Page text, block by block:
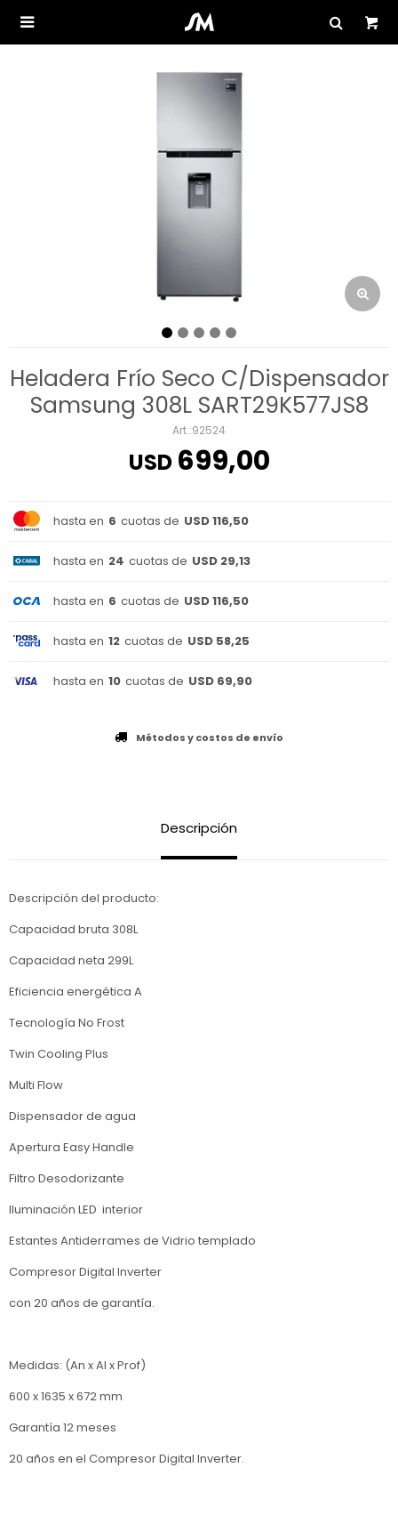

Heladera Frío Seco C/Dispensador
Samsung 308L SART29K577JS8
92524
USD 699,00
hasta en 6 cuotas de USD 116,50
hasta en 24 cuotas de USD 29,13
hasta en 6 cuotas de USD 116,50
hasta en 12 cuotas de USD 58,25
hasta en 10 cuotas de USD 69,90
Métodos y costos de envío
Descripción
Descripción del producto:
Capacidad bruta 308L
Capacidad neta 299L
Eficiencia energética A
Tecnología No Frost
Twin Cooling Plus
Multi Flow
Dispensador de agua
Apertura Easy Handle
Filtro Desodorizante
Iluminación LED interior
Estantes Antiderrames de Vidrio templado
Compresor Digital Inverter
con 20 años de garantía.
Medidas: (An x Al x Prof)
600 x 1635 x 672 mm
Garantía 12 meses
20 años en el Compresor Digital Inverter.